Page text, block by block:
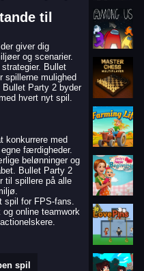
til
giver dig
og scenarier.
Bullet
spillerne mulighed
Party 2 byder
hvert nyt spil.
konkurrere med
færdigheder.
belønninger og
Bullet Party 2
til spillere på alle
spil for FPS-fans.
online teamwork
spil